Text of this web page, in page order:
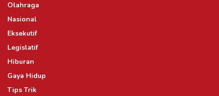
Olahraga
Nasional
Eksekutif
Legislatif
Hiburan
Gaya Hidup
Tips Trik